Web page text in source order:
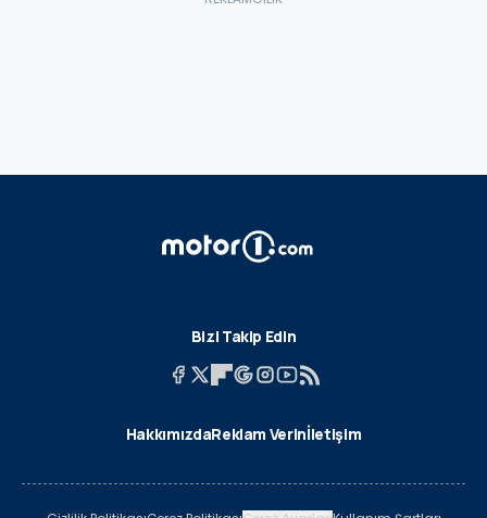
Bizi Takip Edin
HakkımızdaReklam Verinİletişim